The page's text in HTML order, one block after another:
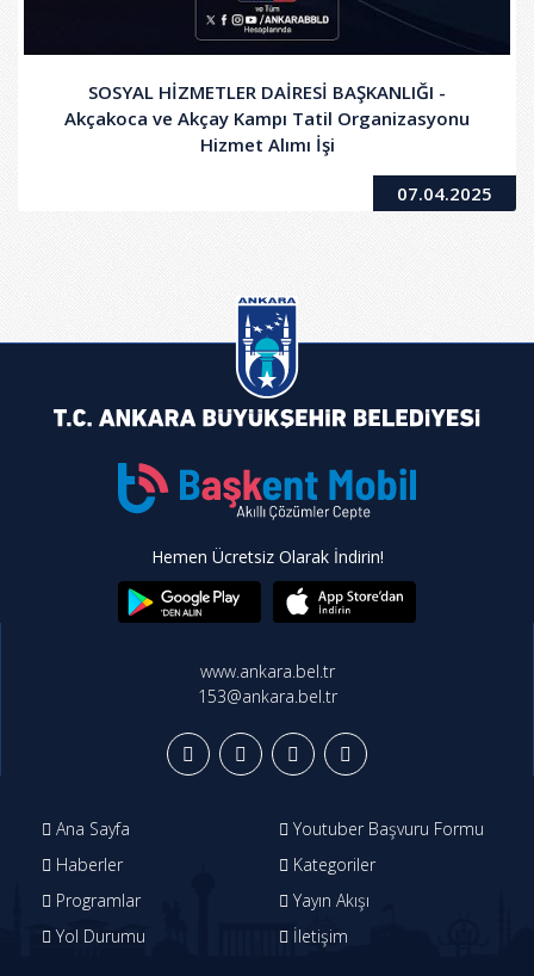
SOSYAL HİZMETLER DAİRESİ BAŞKANLIĞI -
Akçakoca ve Akçay Kampı Tatil Organizasyonu
Hizmet Alımı İşi
07.04.2025
Hemen Ücretsiz Olarak İndirin!
www.ankara.bel.tr
153@ankara.bel.tr
Ana Sayfa
Youtuber Başvuru Formu
Haberler
Kategoriler
Programlar
Yayın Akışı
Yol Durumu
İletişim